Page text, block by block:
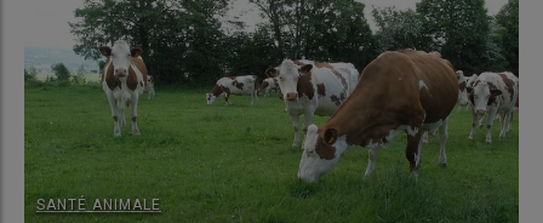
SANTÉ ANIMALE